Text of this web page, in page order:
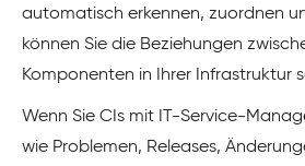
automatisch erkennen, zuordnen
können Sie die Beziehungen
Komponenten in Ihrer Infrastruktur
Wenn Sie CIs mit IT-Service-
wie Problemen, Releases,